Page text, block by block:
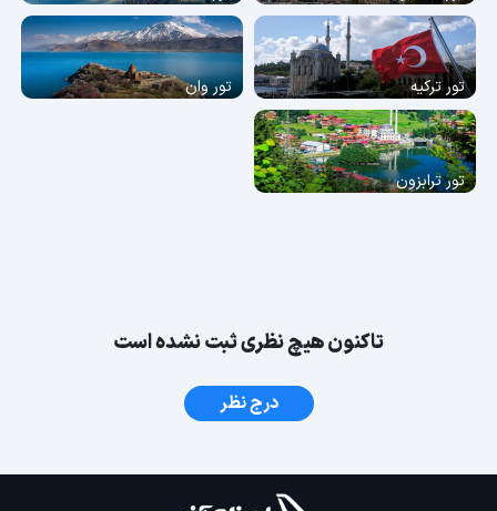
تور ترکیه تور وان
تور ترابزون
تاکنون هیچ نظری ثبت نشده است
درج نظر